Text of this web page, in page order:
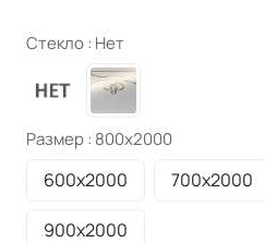
Стекло : Нет
Размер : 800х2000
600х2000 700х2000
900х2000